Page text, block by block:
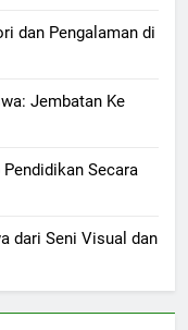
dan Pengalaman di
Jembatan Ke
Secara
dari Seni Visual dan